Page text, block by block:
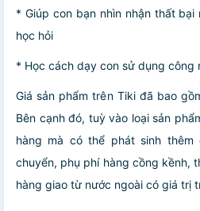
* Giúp con bạn nhìn nhận thất
học hỏi
* Học cách dạy con sử dụng công
Giá sản phẩm trên Tiki đã bao
Bên cạnh đó, tuỳ vào loại sản
hàng mà có thể phát sinh
chuyển, phụ phí hàng cồng kềnh,
hàng giao từ nước ngoài có giá trị